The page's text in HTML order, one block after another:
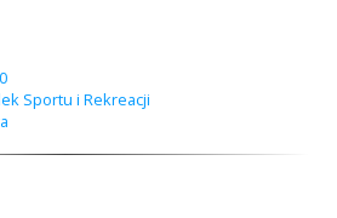
Sportu i Rekreacji